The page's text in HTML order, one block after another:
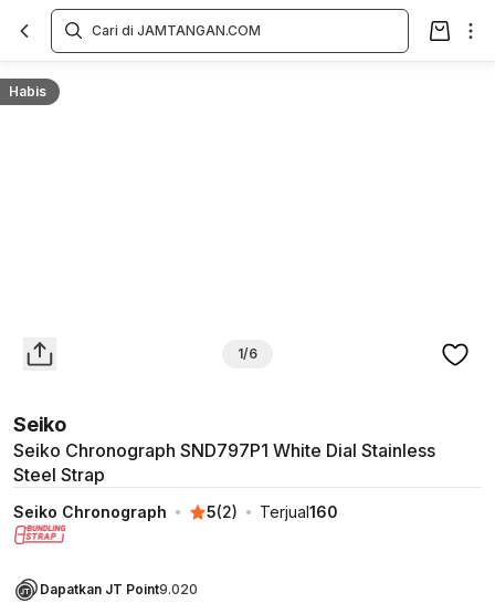
Habis
1/6
Seiko
Seiko Chronograph SND797P1 White Dial Stainless
Steel Strap
Seiko Chronograph 5(2) Terjual160
Dapatkan JT Point9.020
Overview